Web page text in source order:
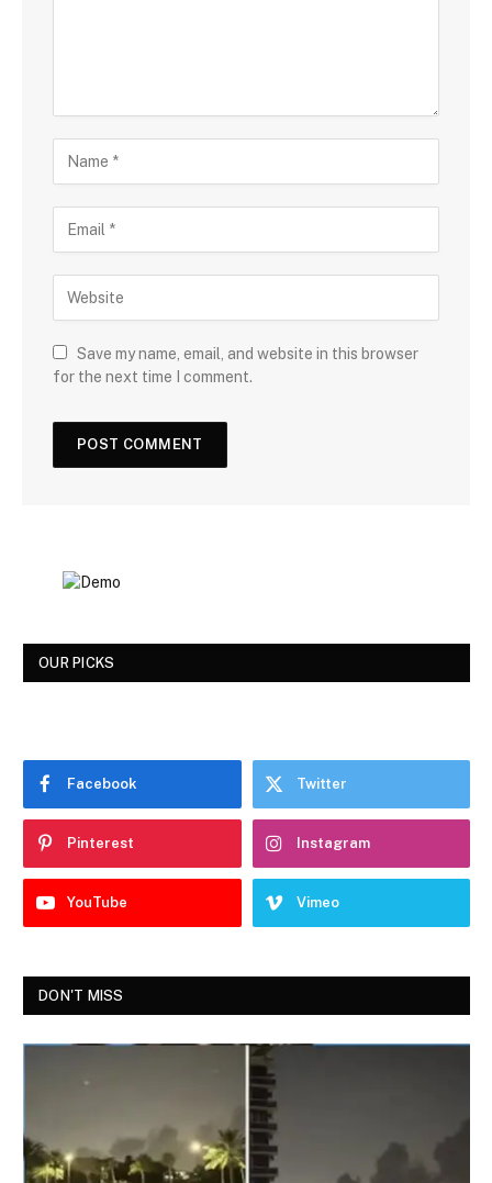
Save my name, email, and website in this browser
for the next time I comment.
OUR PICKS
Facebook Twitter
Pinterest Instagram
YouTube Vimeo
DON'T MISS